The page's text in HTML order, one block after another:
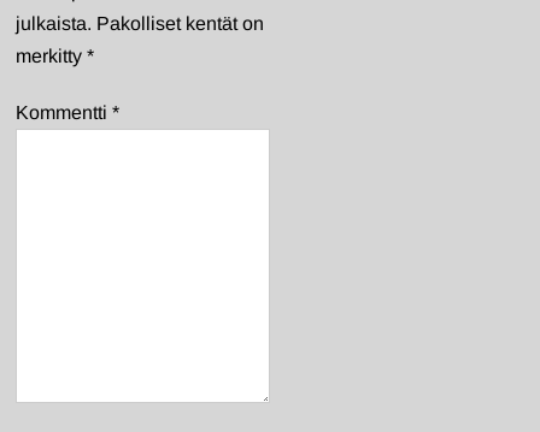
julkaista. Pakolliset kentät on
merkitty*
Kommentti*